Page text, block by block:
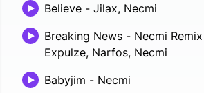
Believe - Jilax, Necmi
Breaking News - Necmi Remix
Expulze, Narfos, Necmi
Babyjim - Necmi